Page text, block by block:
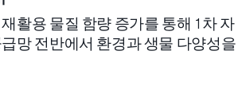
활용 물질 함량 증가를 통해 1차 자
망 전반에서 환경과 생물 다양성을